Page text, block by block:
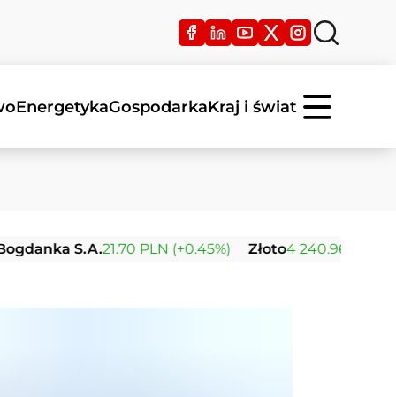
EnergetykaGospodarkaKraj i świat
S.A.21.70 PLN (+0.45%) Złoto4 240.96 USD (+0.01%)